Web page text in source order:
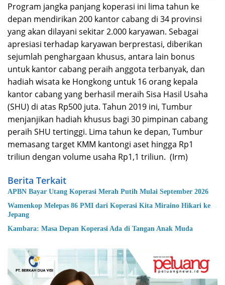
Program jangka panjang koperasi ini lima tahun ke
depan mendirikan 200 kantor cabang di 34 provinsi
yang akan dilayani sekitar 2.000 karyawan. Sebagai
apresiasi terhadap karyawan berprestasi, diberikan
sejumlah penghargaan khusus, antara lain bonus
untuk kantor cabang peraih anggota terbanyak, dan
hadiah wisata ke Hongkong untuk 16 orang kepala
kantor cabang yang berhasil meraih Sisa Hasil Usaha
(SHU) di atas Rp500 juta. Tahun 2019 ini, Tumbur
menjanjikan hadiah khusus bagi 30 pimpinan cabang
peraih SHU tertinggi. Lima tahun ke depan, Tumbur
memasang target KMM kantongi aset hingga Rp1
triliun dengan volume usaha Rp1,1 triliun. (Irm)
Berita Terkait
APBN Bayar Utang Koperasi Merah Putih Mulai September 2026
Wamenkop Melepas 86 PMI dari Koperasi Kita Miraino Hikari ke
Jepang
Kambara: Masa Depan Koperasi Ada di Tangan Anak Muda